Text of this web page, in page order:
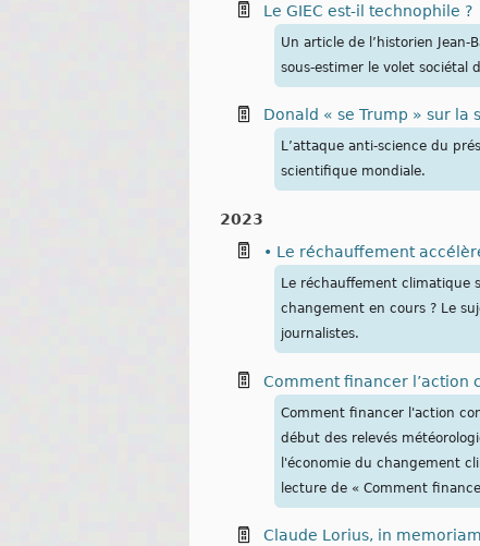
Le GIEC est-il technophile ?
Un article de l’historien
sous-estimer le volet sociétal
Donald « se Trump » sur la
L’attaque anti-science du
scientifique mondiale.
2023
• Le réchauffement
Le réchauffement climatique
changement en cours ? Le
journalistes.
Comment financer l’action
Comment financer l'action
début des relevés
l'économie du changement
lecture de « Comment
Claude Lorius, in